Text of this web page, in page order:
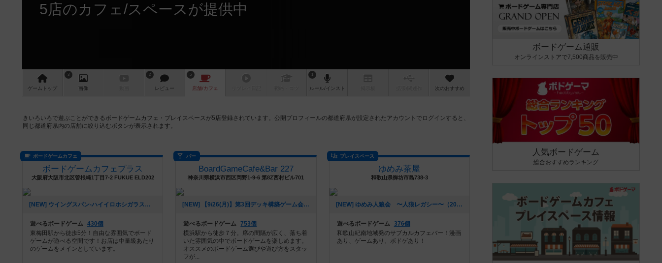
5店のカフェ/スペースが提供中
ゲーム トップ
3
画像
2
レビュー
5
店舗/カフェ
1
ルール/インスト 次のおすすめ
きいろいろで遊ぶことができるボードゲームカフェ・プレイスペースが5店登録されています。公開プロフィールの都道府県が設定されたアカウントでログインすると、
同じ都道府県内の店舗に絞り込むボタンが表示されます。
ボードゲームカフェ
ボードゲームカフェプラス
大阪府大阪市北区曽根崎1丁目7-2 FUKUE ELD202
[NEW] ウイングスパン-ハイイロホシガラス（2023年11月12日 14時46分）
遊べるボードゲーム 430個
東梅田駅から徒歩5分！自由な雰囲気でボード
ゲームが遊べる空間です！お店は中量級あたり
のゲームをメインとしています。
バー
BoardGameCafe&Bar 227
神奈川県横浜市西区岡野1-9-6 第8Z西村ビル701
[NEW] 【9/26(月)】第3回デッキ構築ゲーム会【初プレイ歓迎】（2022年09月11日 20時39分）
遊べるボードゲーム 753個
横浜駅から徒歩７分。席の間隔が広く、落ち着
いた雰囲気の中でボードゲームを楽しめます。
オススメのボードゲーム選びや遊び方をスタッ
フが...
プレイスペース
ゆめみ茶屋
和歌山県御坊市島738-3
[NEW] ゆめみ人狼会 〜人狼レガシー〜（2020年11月10日 16時02分）
遊べるボードゲーム 376個
和歌山紀南地域発のサブカルカフェバー！漫画
あり、ゲームあり、ボドゲあり！
ボードゲーム通販
オンラインストアで7,500商品を販売中
人気ボードゲーム
総合おすすめランキング